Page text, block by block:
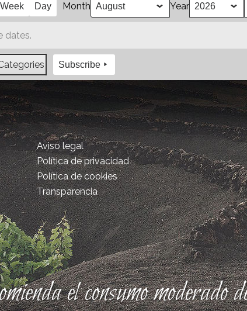
Week Day Month Year
dates.
Subscribe
Aviso legal
Política de privacidad
Política de cookies
Transparencia
el consumo moderado